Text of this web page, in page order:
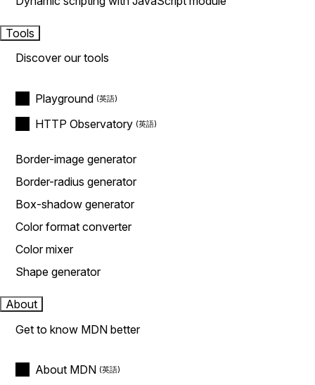
Tools
Discover our tools
Playground
HTTP Observatory
Border-image generator
Border-radius generator
Box-shadow generator
Color format converter
Color mixer
Shape generator
About
Get to know MDN better
About MDN